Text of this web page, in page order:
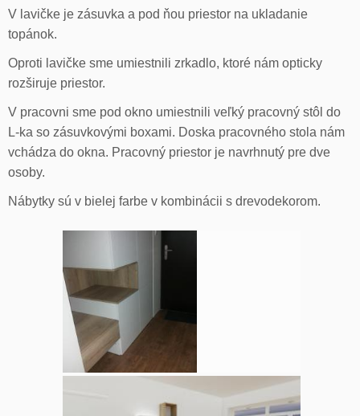
V lavičke je zásuvka a pod ňou priestor na ukladanie
topánok.
Oproti lavičke sme umiestnili zrkadlo, ktoré nám opticky
rozširuje priestor.
V pracovni sme pod okno umiestnili veľký pracovný stôl do
L-ka so zásuvkovými boxami. Doska pracovného stola nám
vchádza do okna. Pracovný priestor je navrhnutý pre dve
osoby.
Nábytky sú v bielej farbe v kombinácii s drevodekorom.